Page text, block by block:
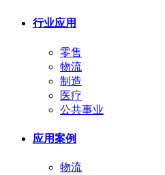
行业应用
零售
物流
制造
医疗
公共事业
应用案例
物流